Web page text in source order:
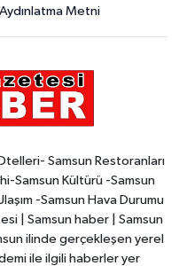
Aydınlatma Metni
Samsun Restoranları
Samsun Kültürü -Samsun
-Samsun Hava Durumu
| Samsun haber | Samsun
ilinde gerçekleşen yerel
ile ilgili haberler yer